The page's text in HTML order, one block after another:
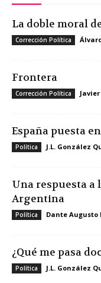
La doble moral
Corrección Política
Frontera
Corrección Política
España puesta
Política J.L. González
Una respuesta a
Argentina
Política Dante Augusto
¿Qué me pasa
Política J.L. González